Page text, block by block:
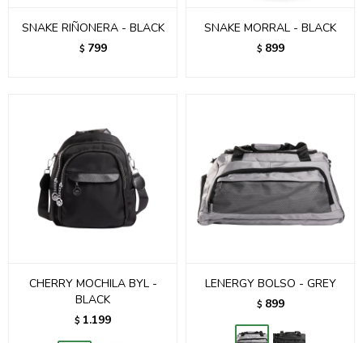
SNAKE RIÑONERA - BLACK
$ 799
SNAKE MORRAL - BLACK
$ 899
CHERRY MOCHILA BYL -
BLACK
$ 1.199
LENERGY BOLSO - GREY
$ 899